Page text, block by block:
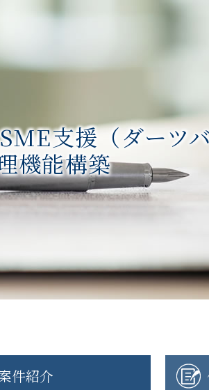
支援（ダーツ
機能構築
件紹介